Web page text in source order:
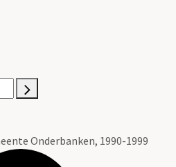
Onderbanken, 1990-1999